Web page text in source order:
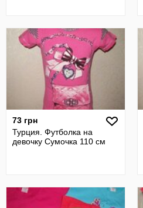
73 грн
Турция. Футболка на
девочку Сумочка 110 см